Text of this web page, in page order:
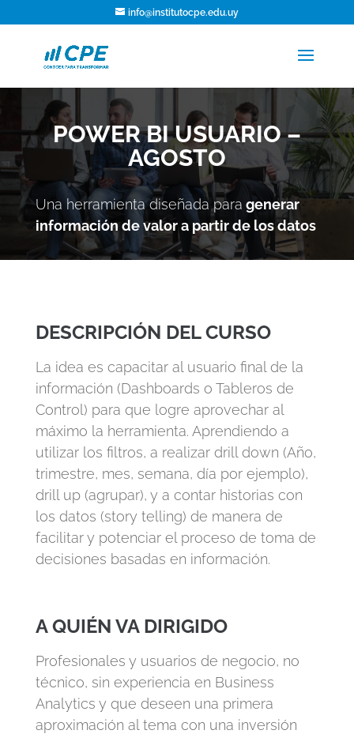
info@institutocpe.edu.uy
POWER BI USUARIO –
AGOSTO
Una herramienta diseñada para generar
información de valor a partir de los datos
DESCRIPCIÓN DEL CURSO
La idea es capacitar al usuario final de la
información (Dashboards o Tableros de
Control) para que logre aprovechar al
máximo la herramienta. Aprendiendo a
utilizar los filtros, a realizar drill down (Año,
trimestre, mes, semana, día por ejemplo),
drill up (agrupar), y a contar historias con
los datos (story telling) de manera de
facilitar y potenciar el proceso de toma de
decisiones basadas en información.
A QUIÉN VA DIRIGIDO
Profesionales y usuarios de negocio, no
técnico, sin experiencia en Business
Analytics y que deseen una primera
aproximación al tema con una inversión